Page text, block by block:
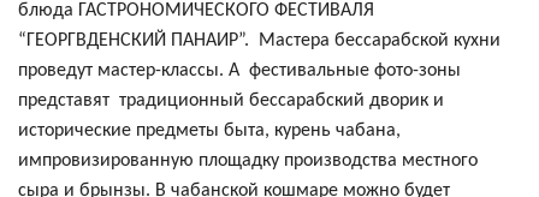
блюда ГАСТРОНОМИЧЕСКОГО ФЕСТИВАЛЯ
“ГЕОРГВДЕНСКИЙ ПАНАИР”. Мастера бессарабской кухни
проведут мастер-классы. А фестивальные фото-зоны
представят традиционный бессарабский дворик и
исторические предметы быта, курень чабана,
импровизированную площадку производства местного
сыра и брынзы. В чабанской кошмаре можно будет